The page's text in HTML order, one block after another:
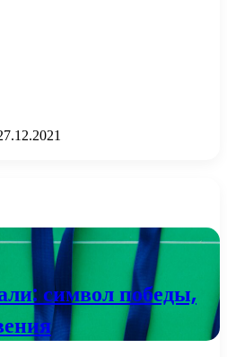
символ победы,